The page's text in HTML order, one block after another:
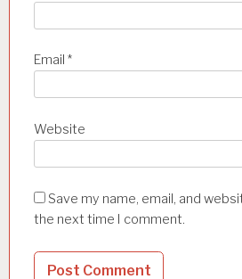
Email *
Website
Save my name, email, and
the next time I comment.